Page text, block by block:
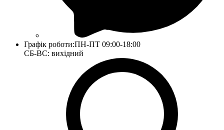
Графік роботи:ПН-ПТ 09:00-18:00
СБ-ВС: вихідний